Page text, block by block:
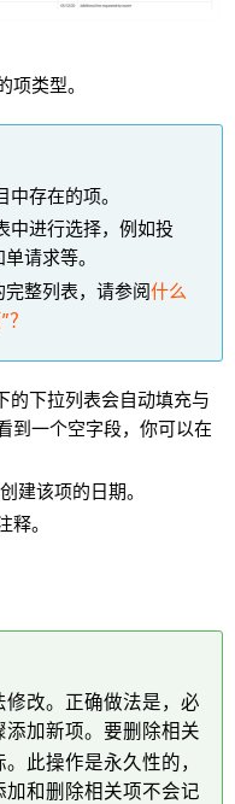
类型。
存在的项。
中进行选择，例如投
请求等。
整列表，请参阅什么
的下拉列表会自动填充与
到一个空字段，你可以在
建该项的日期。
。
修改。正确做法是，必
加新项。要删除相关
。此操作是永久性的，
和删除相关项不会记